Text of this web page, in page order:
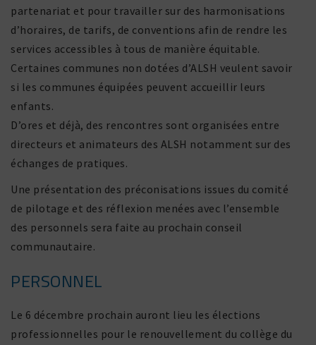
parte­na­riat et pour travailler sur des harmo­ni­sa­tions
d’horaires, de tarifs, de conven­tions afin de rendre les
services acces­sibles à tous de manière équi­table.
Certaines communes non dotées d’ALSH veulent savoir
si les communes équi­pées peuvent accueillir leurs
enfants.
D’ores et déjà, des rencontres sont orga­ni­sées entre
direc­teurs et anima­teurs des ALSH notam­ment sur des
échanges de pratiques.
Une présen­ta­tion des préco­ni­sa­tions issues du comité
de pilo­tage et des réflexion menées avec l’ensemble
des person­nels sera faite au prochain conseil
communautaire.
PERSONNEL
Le 6 décembre prochain auront lieu les élec­tions
profes­sion­nelles pour le renou­vel­le­ment du collège du